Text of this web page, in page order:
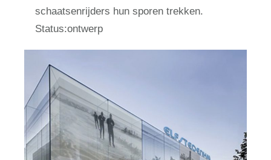
schaatsenrijders hun sporen trekken.
Status:ontwerp